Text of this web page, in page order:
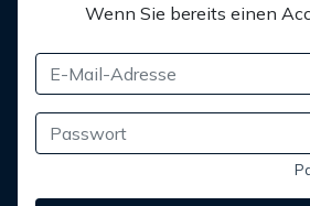
Wenn Sie bereits einen